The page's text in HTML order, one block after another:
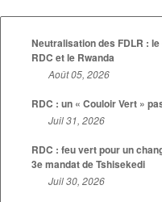
Neutralisation des FDLR :
RDC et le Rwanda
Août 05, 2026
RDC : un « Couloir Vert »
Juil 31, 2026
RDC : feu vert pour un
3e mandat de Tshisekedi
Juil 30, 2026